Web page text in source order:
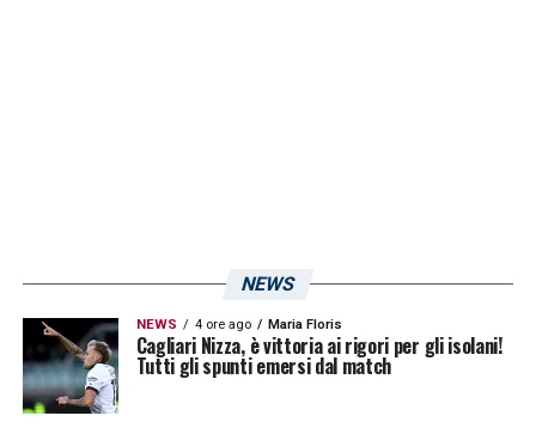
NEWS
NEWS 4 ore ago Maria Floris
Cagliari Nizza, è vittoria ai rigori per gli isolani!
Tutti gli spunti emersi dal match